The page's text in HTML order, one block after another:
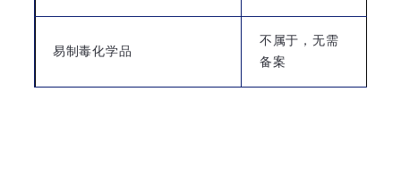
易制毒化学品
不属于，无需
备案